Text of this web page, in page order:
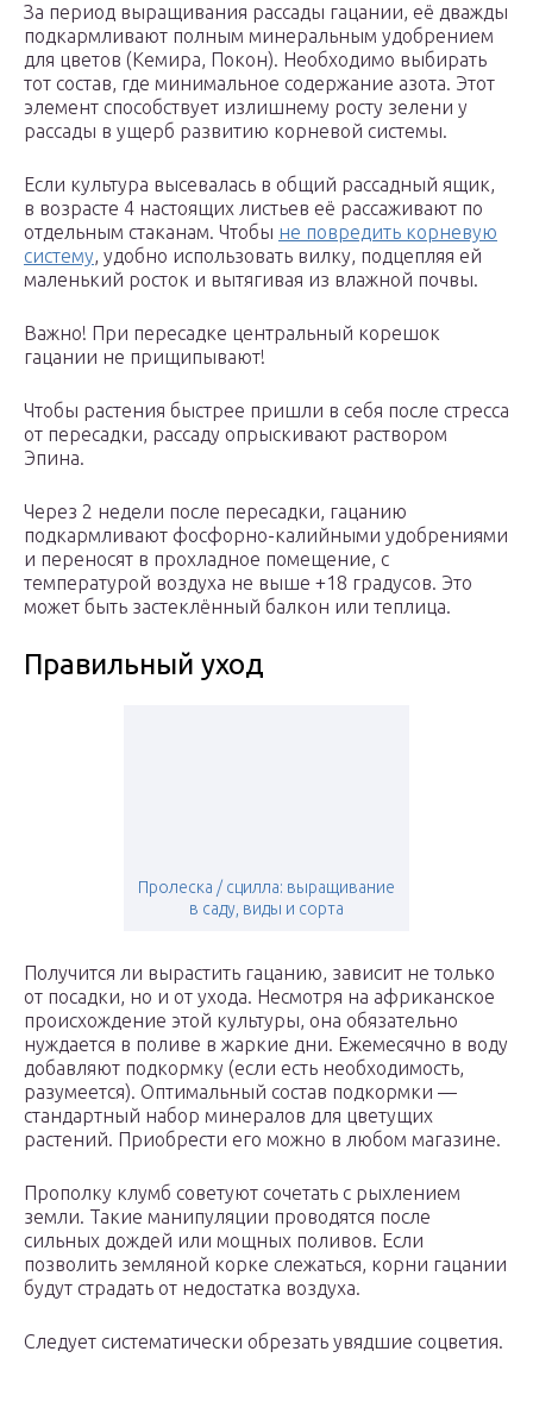
За период выращивания рассады гацании, её дважды
подкармливают полным минеральным удобрением
для цветов (Кемира, Покон). Необходимо выбирать
тот состав, где минимальное содержание азота. Этот
элемент способствует излишнему росту зелени у
рассады в ущерб развитию корневой системы.
Если культура высевалась в общий рассадный ящик,
в возрасте 4 настоящих листьев её рассаживают по
отдельным стаканам. Чтобы не повредить корневую
систему, удобно использовать вилку, подцепляя ей
маленький росток и вытягивая из влажной почвы.
Важно! При пересадке центральный корешок
гацании не прищипывают!
Чтобы растения быстрее пришли в себя после стресса
от пересадки, рассаду опрыскивают раствором
Эпина.
Через 2 недели после пересадки, гацанию
подкармливают фосфорно-калийными удобрениями
и переносят в прохладное помещение, с
температурой воздуха не выше +18 градусов. Это
может быть застеклённый балкон или теплица.
Правильный уход
Пролеска / сцилла: выращивание
в саду, виды и сорта
Получится ли вырастить гацанию, зависит не только
от посадки, но и от ухода. Несмотря на африканское
происхождение этой культуры, она обязательно
нуждается в поливе в жаркие дни. Ежемесячно в воду
добавляют подкормку (если есть необходимость,
разумеется). Оптимальный состав подкормки —
стандартный набор минералов для цветущих
растений. Приобрести его можно в любом магазине.
Прополку клумб советуют сочетать с рыхлением
земли. Такие манипуляции проводятся после
сильных дождей или мощных поливов. Если
позволить земляной корке слежаться, корни гацании
будут страдать от недостатка воздуха.
Следует систематически обрезать увядшие соцветия.